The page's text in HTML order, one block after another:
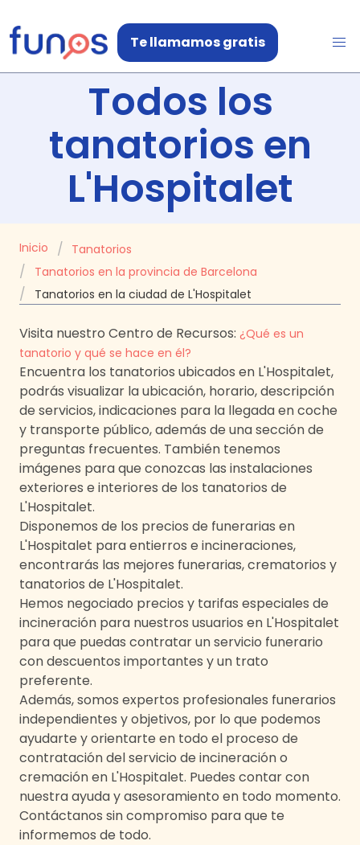
Te llamamos gratis
Todos los
tanatorios en
L'Hospitalet
Inicio
Tanatorios
Tanatorios en la provincia de Barcelona
Tanatorios en la ciudad de L'Hospitalet
Visita nuestro Centro de Recursos: ¿Qué es un
tanatorio y qué se hace en él?
Encuentra los tanatorios ubicados en L'Hospitalet,
podrás visualizar la ubicación, horario, descripción
de servicios, indicaciones para la llegada en coche
y transporte público, además de una sección de
preguntas frecuentes. También tenemos
imágenes para que conozcas las instalaciones
exteriores e interiores de los tanatorios de
L'Hospitalet.
Disponemos de los precios de funerarias en
L'Hospitalet para entierros e incineraciones,
encontrarás las mejores funerarias, crematorios y
tanatorios de L'Hospitalet.
Hemos negociado precios y tarifas especiales de
incineración para nuestros usuarios en L'Hospitalet
para que puedas contratar un servicio funerario
con descuentos importantes y un trato
preferente.
Además, somos expertos profesionales funerarios
independientes y objetivos, por lo que podemos
ayudarte y orientarte en todo el proceso de
contratación del servicio de incineración o
cremación en L'Hospitalet. Puedes contar con
nuestra ayuda y asesoramiento en todo momento.
Contáctanos sin compromiso para que te
informemos de todo.